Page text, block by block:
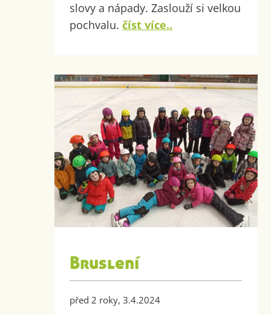
slovy a nápady. Zaslouží si velkou
pochvalu.číst více..
Bruslení
před 2 roky, 3.4.2024